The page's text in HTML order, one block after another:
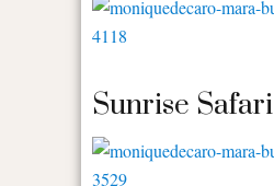
Sunrise Safari